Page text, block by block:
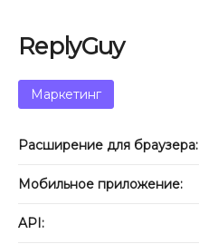
ReplyGuy
Маркетинг
Расширение для браузера:
Мобильное приложение:
API: